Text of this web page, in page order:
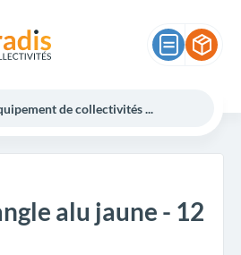
alu jaune - 12